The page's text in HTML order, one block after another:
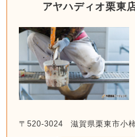
アヤハディオ栗東
〒520-3024 滋賀県栗東市小